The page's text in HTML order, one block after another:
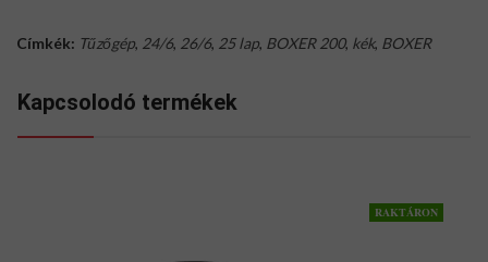
Címkék: Tűzőgép, 24/6, 26/6, 25 lap, BOXER 200, kék, BOXER
Kapcsolodó termékek
RAKTÁRON